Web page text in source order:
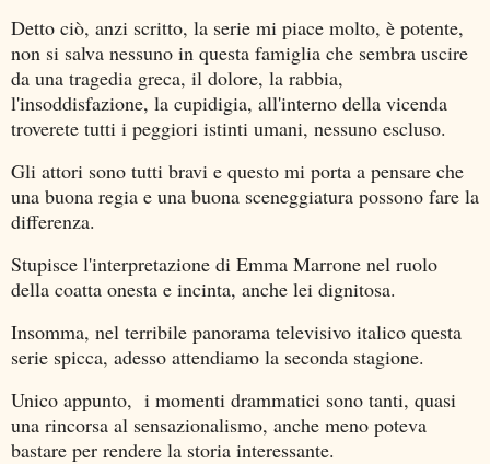
Detto ciò, anzi scritto, la serie mi piace molto, è potente,
non si salva nessuno in questa famiglia che sembra uscire
da una tragedia greca, il dolore, la rabbia,
l'insoddisfazione, la cupidigia, all'interno della vicenda
troverete tutti i peggiori istinti umani, nessuno escluso.
Gli attori sono tutti bravi e questo mi porta a pensare che
una buona regia e una buona sceneggiatura possono fare la
differenza.
Stupisce l'interpretazione di Emma Marrone nel ruolo
della coatta onesta e incinta, anche lei dignitosa.
Insomma, nel terribile panorama televisivo italico questa
serie spicca, adesso attendiamo la seconda stagione.
Unico appunto, i momenti drammatici sono tanti, quasi
una rincorsa al sensazionalismo, anche meno poteva
bastare per rendere la storia interessante.